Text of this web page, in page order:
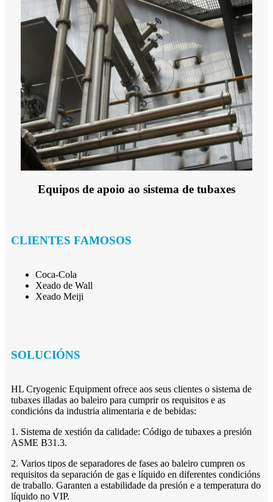
Equipos de apoio ao sistema de tubaxes
CLIENTES FAMOSOS
Coca-Cola
Xeado de Wall
Xeado Meiji
SOLUCIÓNS
HL Cryogenic Equipment ofrece aos seus clientes o sistema de
tubaxes illadas ao baleiro para cumprir os requisitos e as
condicións da industria alimentaria e de bebidas:
1. Sistema de xestión da calidade: Código de tubaxes a presión
ASME B31.3.
2. Varios tipos de separadores de fases ao baleiro cumpren os
requisitos da separación de gas e líquido en diferentes condicións
de traballo. Garanten a estabilidade da presión e a temperatura do
líquido no VIP.